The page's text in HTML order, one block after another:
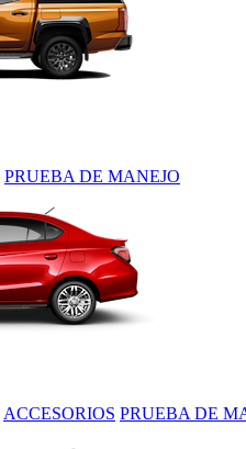
PRUEBA DE MANEJO
ACCESORIOS PRUEBA DE